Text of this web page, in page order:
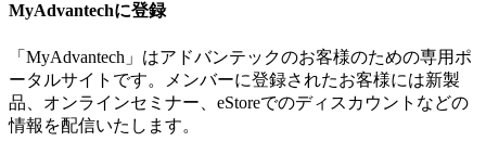
MyAdvantechに登録
「MyAdvantech」はアドバンテックのお客様のための専用ポ
ータルサイトです。メンバーに登録されたお客様には新製
品、オンラインセミナー、eStoreでのディスカウントなどの
情報を配信いたします。